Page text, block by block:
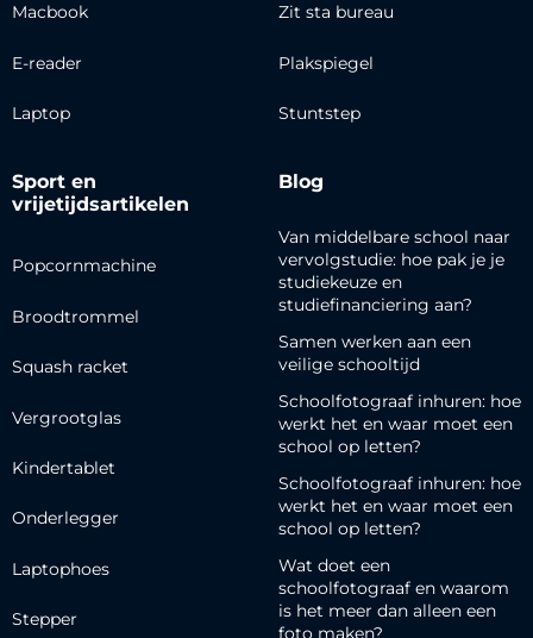
Macbook
E-reader
Laptop
Zit sta bureau
Plakspiegel
Stuntstep
Sport en
vrijetijdsartikelen
Popcornmachine
Broodtrommel
Squash racket
Vergrootglas
Kindertablet
Onderlegger
Laptophoes
Stepper
Blog
Van middelbare school naar
vervolgstudie: hoe pak je je
studiekeuze en
studiefinanciering aan?
Samen werken aan een
veilige schooltijd
Schoolfotograaf inhuren: hoe
werkt het en waar moet een
school op letten?
Schoolfotograaf inhuren: hoe
werkt het en waar moet een
school op letten?
Wat doet een
schoolfotograaf en waarom
is het meer dan alleen een